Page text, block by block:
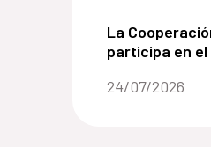
La
La
participa en el
soluciones
Date of the
24/07/2026